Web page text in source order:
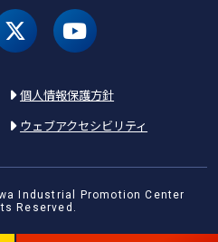
X（旧 twitter）
youtube
個人情報保護方針
ウェブアクセシビリティ
Industrial Promotion Center
Reserved.